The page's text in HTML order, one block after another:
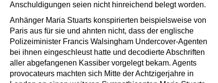
Anschuldigungen seien nicht hinreichend belegt worden.
Anhänger Maria Stuarts konspirierten beispielsweise von
Paris aus für sie und ahnten nicht, dass der englische
Polizeiminister Francis Walsingham Undercover-Agenten
bei ihnen eingeschleust hatte und decodierte Abschriften
aller abgefangenen Kassiber vorgelegt bekam. Agents
provocateurs machten sich Mitte der Achtzigerjahre in